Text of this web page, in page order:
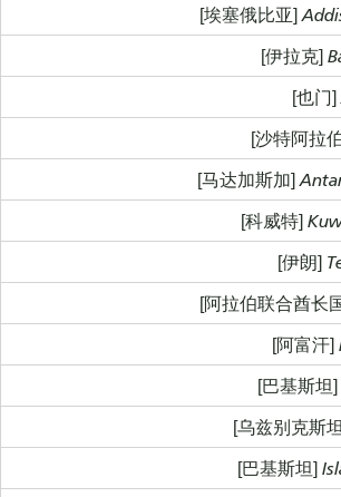
[埃塞俄比亚]
[伊拉克]
[也门
[沙特阿拉
[马达加斯加]
[科威特]
[伊朗]
[阿拉伯联合酋长
[阿富汗]
[巴基斯坦
[乌兹别克斯
[巴基斯坦]